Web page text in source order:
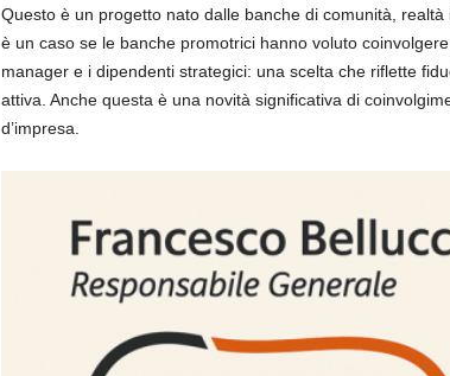
Questo è un progetto nato dalle banche di comunità,
è un caso se le banche promotrici hanno voluto
manager e i dipendenti strategici: una scelta che riflette
attiva. Anche questa è una novità significativa di
d’impresa.